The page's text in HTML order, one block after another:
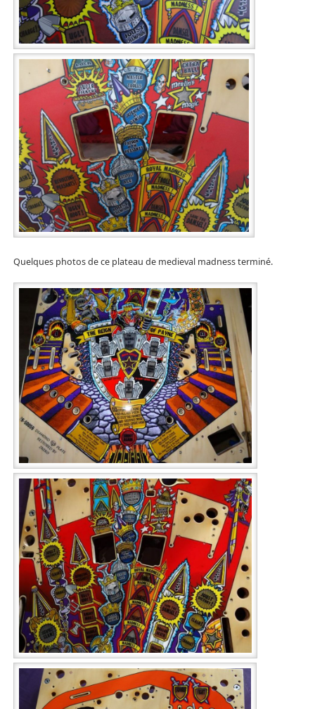
Quelques photos de ce plateau de medieval madness terminé.